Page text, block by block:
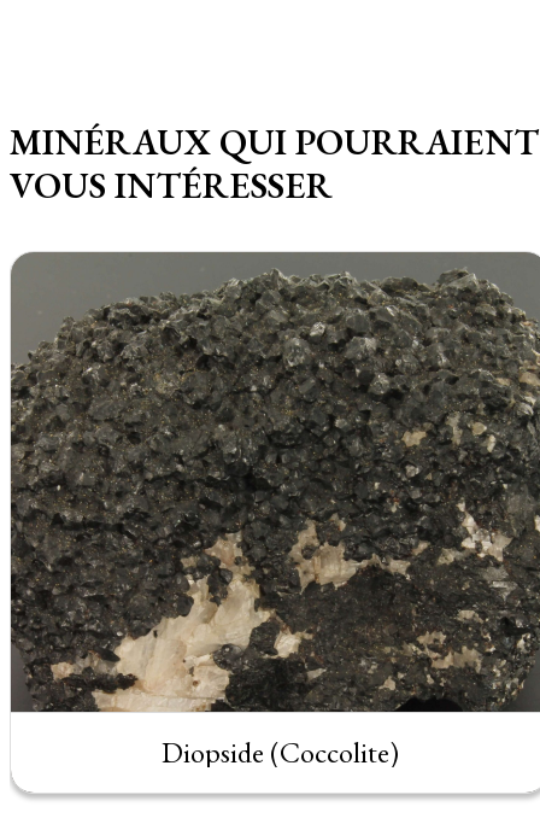
MINÉRAUX QUI POURRAIENT
VOUS INTÉRESSER
Diopside (Coccolite)